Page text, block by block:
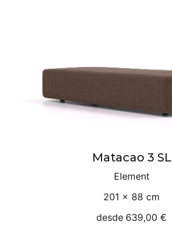
Matacao 3 SL
Element
201 × 88 cm
desde 639,00 €